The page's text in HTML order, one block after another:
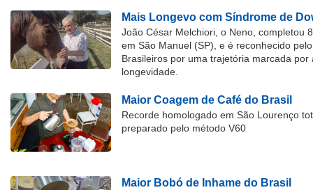
Mais Longevo com Síndrome de
João César Melchiori, o Neno, completou
em São Manuel (SP), e é reconhecido
Brasileiros por uma trajetória marcada por
longevidade.
Maior Coagem de Café do Brasil
Recorde homologado em São Lourenço
preparado pelo método V60
Maior Bobó de Inhame do Brasil